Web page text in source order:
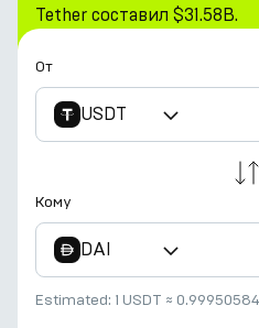
Tether составил $31.58B.
От
USDT
Кому
DAI
Estimated: 1 USDT ≈